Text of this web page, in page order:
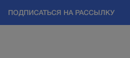
ПОДПИСАТЬСЯ НА РАССЫЛКУ